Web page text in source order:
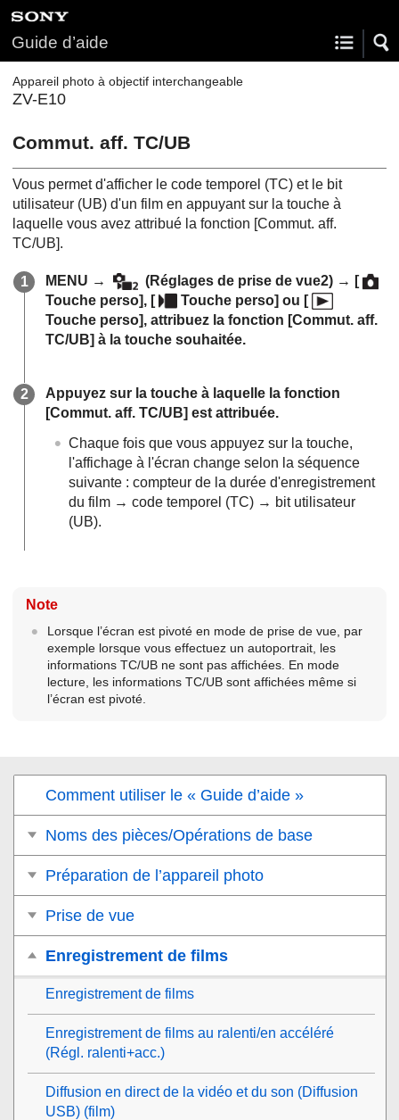
Guide d’aide
Appareil photo à objectif interchangeable
ZV-E10
Commut. aff. TC/UB
Vous permet d'afficher le code temporel (TC) et le bit
utilisateur (UB) d'un film en appuyant sur la touche à
laquelle vous avez attribué la fonction [Commut. aff.
TC/UB].
MENU → (Réglages de prise de vue2) → [
Touche perso], [ Touche perso] ou [
Touche perso], attribuez la fonction [Commut. aff.
TC/UB] à la touche souhaitée.
Appuyez sur la touche à laquelle la fonction
[Commut. aff. TC/UB] est attribuée.
Chaque fois que vous appuyez sur la touche,
l'affichage à l'écran change selon la séquence
suivante : compteur de la durée d'enregistrement
du film → code temporel (TC) → bit utilisateur
(UB).
Note
Lorsque l’écran est pivoté en mode de prise de vue, par
exemple lorsque vous effectuez un autoportrait, les
informations TC/UB ne sont pas affichées. En mode
lecture, les informations TC/UB sont affichées même si
l’écran est pivoté.
Comment utiliser le « Guide d’aide »
Noms des pièces/Opérations de base
Préparation de l’appareil photo
Prise de vue
Enregistrement de films
Enregistrement de films
Enregistrement de films au ralenti/en accéléré
(Régl. ralenti+acc.)
Diffusion en direct de la vidéo et du son (Diffusion
USB) (film)